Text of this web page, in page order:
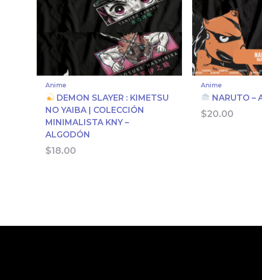
Anime
DEMON SLAYER : KIMETSU
NO YAIBA | COLECCIÓN
MINIMALISTA KNY –
ALGODÓN
$18.00
Anime
NARUTO –
$20.00